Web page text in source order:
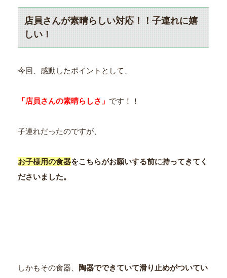
店員さんが素晴らしい対応！！子連れに嬉
しい！
今回、感動したポイントとして、
「店員さんの素晴らしさ」 です！！
子連れだったのですが、
お子様用の食器をこちらがお願いする前に持ってきてく
ださいました。
しかもその食器、
陶器でできていて滑り止めがついてい